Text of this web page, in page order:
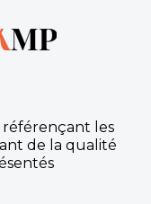
référençant les
de la qualité